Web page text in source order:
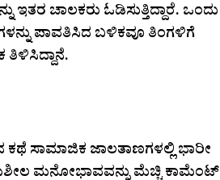
ಇತರ ಚಾಲಕರು ಓಡಿಸುತ್ತಿದ್ದಾರೆ. ಒಂದು
ಪಾವತಿಸಿದ ಬಳಿಕವೂ ತಿಂಗಳಿಗೆ
ಸಾಮಾಜಿಕ ಜಾಲತಾಣಗಳಲ್ಲಿ ಭಾರೀ
ಮನೋಭಾವವನ್ನು ಮೆಚ್ಚಿ ಕಾಮೆಂಟ್‌